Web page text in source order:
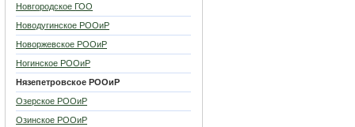
Новгородское ГОО
Новодугинское РООиР
Новоржевское РООиР
Ногинское РООиР
Нязепетровское РООиР
Озерское РООиР
Озинское РООиР